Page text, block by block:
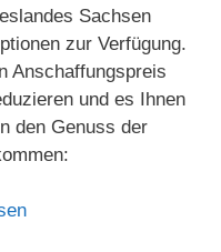
Sachsen
zur Verfügung.
Anschaffungspreis
und es Ihnen
den Genuss der